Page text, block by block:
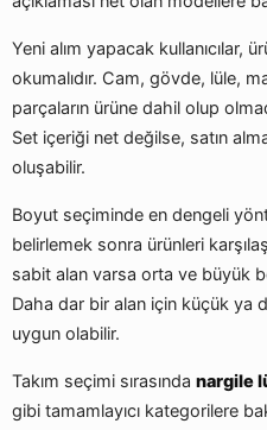
Yeni alım yapacak kullanıcılar,
okumalıdır. Cam, gövde, lüle,
parçaların ürüne dahil olup
Set içeriği net değilse, satın
oluşabilir.
Boyut seçiminde en dengeli
belirlemek sonra ürünleri
sabit alan varsa orta ve büyük
Daha dar bir alan için küçük ya
uygun olabilir.
Takım seçimi sırasında nargile
gibi tamamlayıcı kategorilere